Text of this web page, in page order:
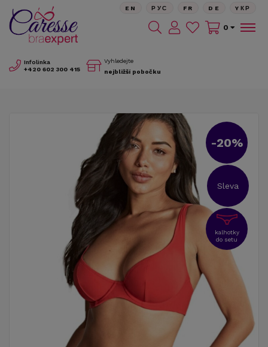
Infolinka
+420 602 300 415
Vyhledejte
nejbližší pobočku
EN РУС FR DE YКР
0
-20%
Sleva
kalhotky
do setu